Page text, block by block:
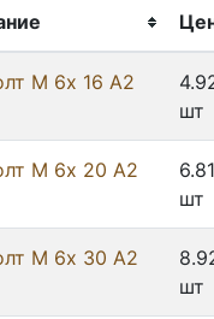
М 6х 16 А2
шт
М 6х 20 А2
шт
М 6х 30 А2
шт